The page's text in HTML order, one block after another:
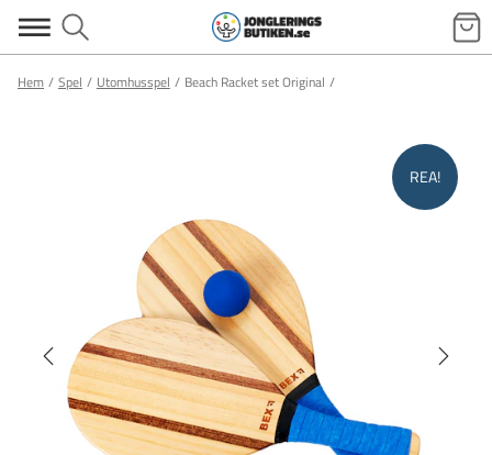
Hem Spel Utomhusspel Beach Racket set Original
REA!